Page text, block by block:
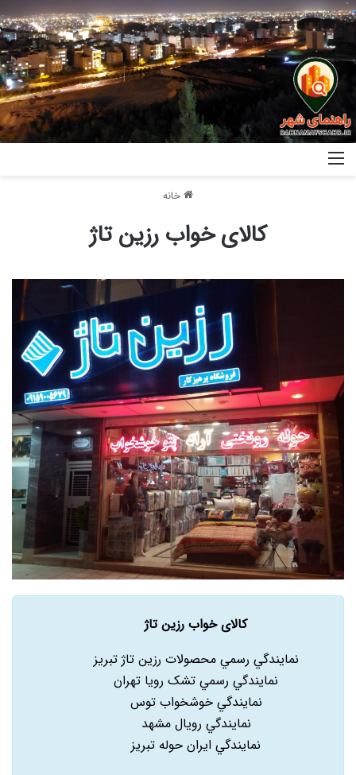
خانه
کالای خواب رزین تاژ
کالای خواب رزین تاژ
نمايندگي رسمي محصولات رزين تاژ تبريز
نمايندگي رسمي تشک رويا تهران
نمايندگي خوشخواب توس
نمايندگي رويال مشهد
نمايندگي ايران حوله تبريز